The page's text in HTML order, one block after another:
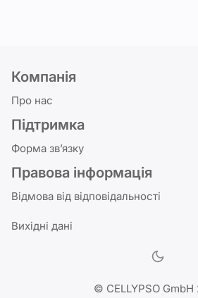
Компанія
Про нас
Підтримка
Форма зв’язку
Правова інформація
Відмова від відповідальності
Вихідні дані
© CELLYPSO GmbH